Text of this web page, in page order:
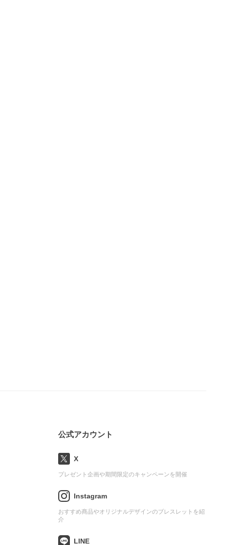
公式アカウント
X
プレゼント企画や期間限定のキャンペーンを開催
Instagram
おすすめ商品やオリジナルデザインのブレスレットを紹
介
LINE